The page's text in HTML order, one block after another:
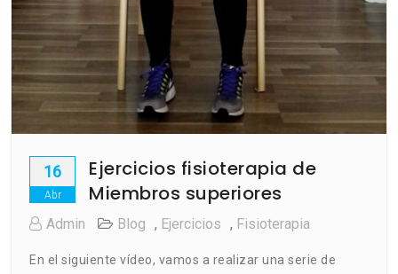
16
Abr
Ejercicios fisioterapia de
Miembros superiores
Admin Blog , Ejercicios , Fisioterapia
En el siguiente vídeo, vamos a realizar una serie de